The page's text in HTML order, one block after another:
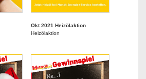
Okt 2021 Heizölaktion
Heizölaktion